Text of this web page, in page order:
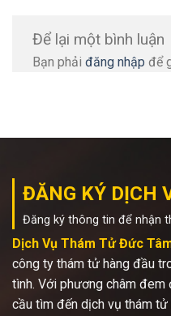
Để lại một bình luận
Bạn phải đăng nhập để
ĐĂNG KÝ DỊCH
Đăng ký thông tin để nhận
Dịch Vụ Thám Tử Đức
công ty thám tử hàng đầu
tình. Với phương châm đem
cầu tìm đến dịch vụ thám